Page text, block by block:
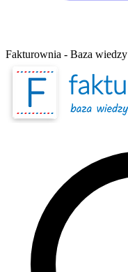
Fakturownia - Baza wiedzy